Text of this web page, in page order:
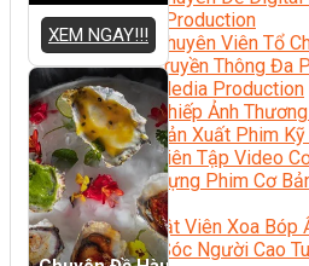
Media Production
Chuyên Viên Tổ
Truyền Thông Đa
Media Production
Nhiếp Ảnh
Sản Xuất Phim
Biên Tập Video
Dựng Phim Cơ
Sức Khỏe
Kỹ Thuật Viên Xoa Bóp
Chăm Sóc Người Cao
XEM NGAY!!!